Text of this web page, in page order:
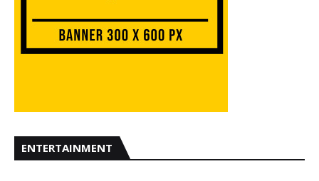
ENTERTAINMENT